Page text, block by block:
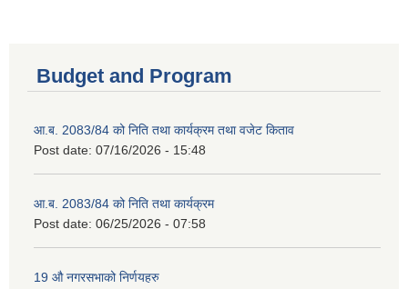
Budget and Program
आ.ब. 2083/84 को निति तथा कार्यक्रम तथा वजेट किताव
Post date: 07/16/2026 - 15:48
आ.ब. 2083/84 को निति तथा कार्यक्रम
Post date: 06/25/2026 - 07:58
19 औ नगरसभाको निर्णयहरु